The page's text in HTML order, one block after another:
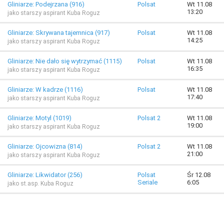
Gliniarze: Podejrzana (916)
jako starszy aspirant Kuba Roguz
Polsat
Wt 11.08
13:20
Gliniarze: Skrywana tajemnica (917)
jako starszy aspirant Kuba Roguz
Polsat
Wt 11.08
14:25
Gliniarze: Nie dało się wytrzymać (1115)
jako starszy aspirant Kuba Roguz
Polsat
Wt 11.08
16:35
Gliniarze: W kadrze (1116)
jako starszy aspirant Kuba Roguz
Polsat
Wt 11.08
17:40
Gliniarze: Motyl (1019)
jako starszy aspirant Kuba Roguz
Polsat 2
Wt 11.08
19:00
Gliniarze: Ojcowizna (814)
jako starszy aspirant Kuba Roguz
Polsat 2
Wt 11.08
21:00
Gliniarze: Likwidator (256)
jako st.asp. Kuba Roguz
Polsat
Seriale
Śr 12.08
6:05